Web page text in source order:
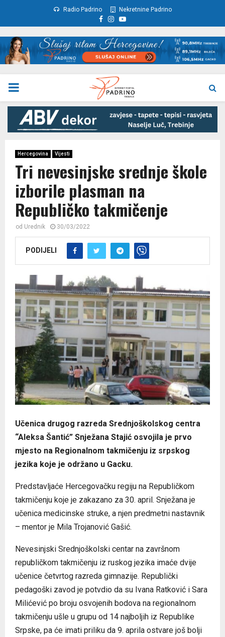
Radio Padrino Nekretnine Padrino
Facebook
Instagram
Youtube
PRIMARY
MENU
Hercegovina Vijesti
Tri nevesinjske srednje škole
izborile plasman na
Republičko takmičenje
od Urednik 30/03/2022
PODIJELI
Učenica drugog razreda Srednjoškolskog centra
“Aleksa Šantić” Snježana Stajić osvojila je prvo
mjesto na Regionalnom takmičenju iz srpskog
jezika koje je održano u Gacku.
Predstavljaće Hercegovačku regiju na Republičkom
takmičenju koje je zakazano za 30. april. Snježana je
učenica medicinske struke, a njen predmetni nastavnik
– mentor je Mila Trojanović Gašić.
Nevesinjski Srednjoškolski centar na završnom
republičkom takmičenju iz ruskog jezika imaće dvije
učenice četvrtog razreda gimnazije. Republički
pedagoški zavod je potvdio da su Ivana Ratković i Sara
Milićević po broju osvojenih bodova na regionalnom
takmičenju ušle u grupu od 14 najboljih iz Republike
Srpske, pa će imati priliku da 9. aprila ostvare još bolji